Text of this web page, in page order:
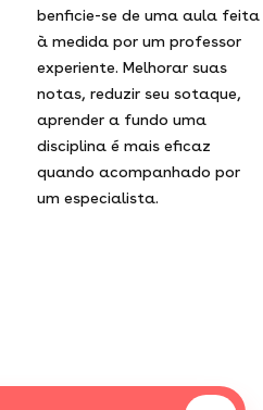
benficie-se de uma aula feita
à medida por um professor
experiente. Melhorar suas
notas, reduzir seu sotaque,
aprender a fundo uma
disciplina é mais eficaz
quando acompanhado por
um especialista.